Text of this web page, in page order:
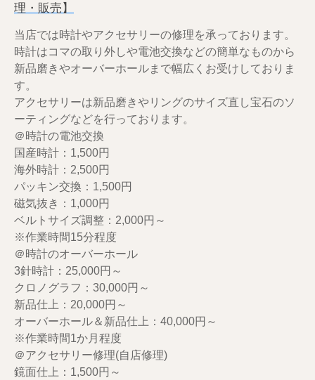
理・販売】
当店では時計やアクセサリーの修理を承っております。
時計はコマの取り外しや電池交換などの簡単なものから
新品磨きやオーバーホールまで幅広くお受けしておりま
す。
アクセサリーは新品磨きやリングのサイズ直し宝石のソ
ーティングなどを行っております。
＠時計の電池交換
国産時計：1,500円
海外時計：2,500円
パッキン交換：1,500円
磁気抜き：1,000円
ベルトサイズ調整：2,000円～
※作業時間15分程度
＠時計のオーバーホール
3針時計：25,000円～
クロノグラフ：30,000円～
新品仕上：20,000円～
オーバーホール＆新品仕上：40,000円～
※作業時間1か月程度
＠アクセサリー修理(自店修理)
鏡面仕上：1,500円～